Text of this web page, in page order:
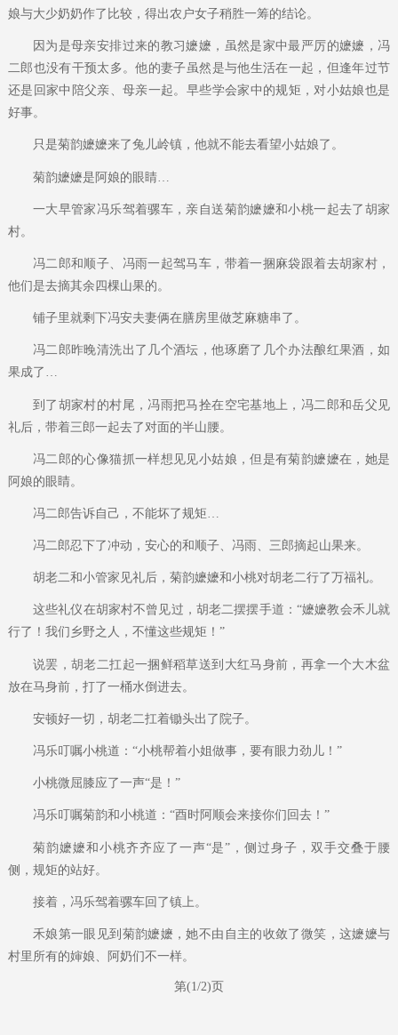
娘与大少奶奶作了比较，得出农户女子稍胜一筹的结论。
因为是母亲安排过来的教习嬷嬷，虽然是家中最严厉的嬷嬷，冯
二郎也没有干预太多。他的妻子虽然是与他生活在一起，但逢年过节
还是回家中陪父亲、母亲一起。早些学会家中的规矩，对小姑娘也是
好事。
只是菊韵嬷嬷来了兔儿岭镇，他就不能去看望小姑娘了。
菊韵嬷嬷是阿娘的眼睛…
一大早管家冯乐驾着骡车，亲自送菊韵嬷嬷和小桃一起去了胡家
村。
冯二郎和顺子、冯雨一起驾马车，带着一捆麻袋跟着去胡家村，
他们是去摘其余四棵山果的。
铺子里就剩下冯安夫妻俩在膳房里做芝麻糖串了。
冯二郎昨晚清洗出了几个酒坛，他琢磨了几个办法酿红果酒，如
果成了…
到了胡家村的村尾，冯雨把马拴在空宅基地上，冯二郎和岳父见
礼后，带着三郎一起去了对面的半山腰。
冯二郎的心像猫抓一样想见见小姑娘，但是有菊韵嬷嬷在，她是
阿娘的眼睛。
冯二郎告诉自己，不能坏了规矩…
冯二郎忍下了冲动，安心的和顺子、冯雨、三郎摘起山果来。
胡老二和小管家见礼后，菊韵嬷嬷和小桃对胡老二行了万福礼。
这些礼仪在胡家村不曾见过，胡老二摆摆手道：“嬷嬷教会禾儿就
行了！我们乡野之人，不懂这些规矩！”
说罢，胡老二扛起一捆鲜稻草送到大红马身前，再拿一个大木盆
放在马身前，打了一桶水倒进去。
安顿好一切，胡老二扛着锄头出了院子。
冯乐叮嘱小桃道：“小桃帮着小姐做事，要有眼力劲儿！”
小桃微屈膝应了一声“是！”
冯乐叮嘱菊韵和小桃道：“酉时阿顺会来接你们回去！”
菊韵嬷嬷和小桃齐齐应了一声“是”，侧过身子，双手交叠于腰
侧，规矩的站好。
接着，冯乐驾着骡车回了镇上。
禾娘第一眼见到菊韵嬷嬷，她不由自主的收敛了微笑，这嬷嬷与
村里所有的婶娘、阿奶们不一样。
第(1/2)页